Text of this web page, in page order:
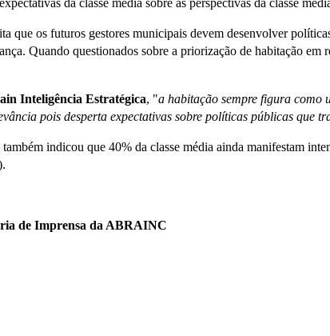
da classe média sobre as perspectivas da classe
que os futuros gestores municipais devem desenvolver
Quando questionados sobre a priorização de habitação
Inteligência Estratégica, "a habitação sempre figura como
pois desperta expectativas sobre políticas públicas que
indicou que 40% da classe média ainda manifestam
de Imprensa da ABRAINC